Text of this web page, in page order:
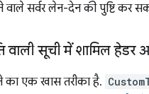
सर्वर लेन-देन की पुष्टि कर
सूची में शामिल हेडर
का एक खास तरीका है.